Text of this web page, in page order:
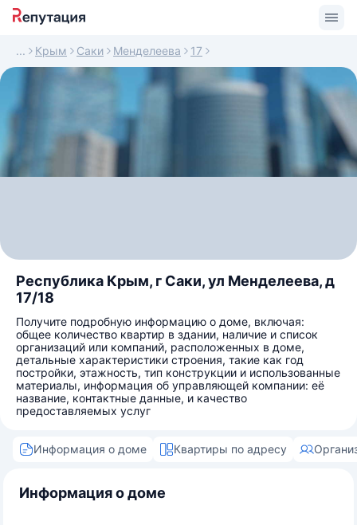
Крым Саки Менделеева 17
Республика Крым, г Саки, ул Менделеева, д
17/18
Получите подробную информацию о доме, включая:
общее количество квартир в здании, наличие и список
организаций или компаний, расположенных в доме,
детальные характеристики строения, такие как год
постройки, этажность, тип конструкции и использованные
материалы, информация об управляющей компании: её
название, контактные данные, и качество
предоставляемых услуг
Информация о доме Квартиры по адресу
Информация о доме